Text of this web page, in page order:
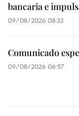
bancaria e
09/08/2026 08:32
Comunicado
09/08/2026 06:57